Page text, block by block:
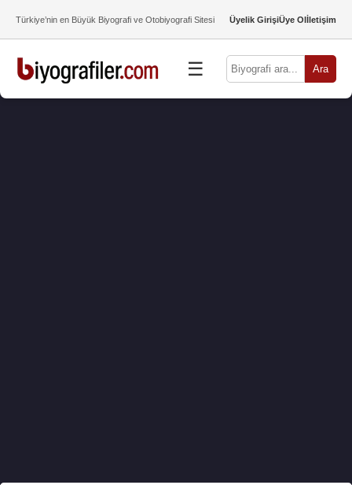
Türkiye’nin en Büyük Biyografi ve Otobiyografi Sitesi Üyelik GirişiÜye Olİletişim
☰ Ara